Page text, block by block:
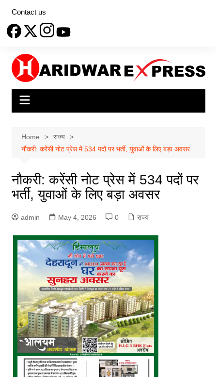
content
Contact us
Home
राज्य
नौकरी: करेंसी नोट प्रेस में 534 पदों पर भर्ती, युवाओं के लिए बड़ा अवसर
नौकरी: करेंसी नोट प्रेस में 534 पदों पर
भर्ती, युवाओं के लिए बड़ा अवसर
admin May 4, 2026 0 राज्य